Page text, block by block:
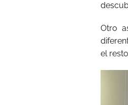
Otro
el